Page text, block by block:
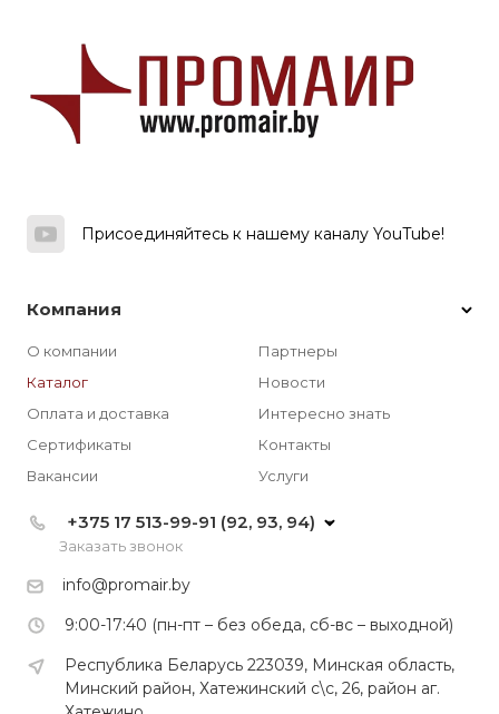
Присоединяйтесь к нашему каналу YouTube!
Компания
О компании
Каталог
Оплата и доставка
Сертификаты
Вакансии
Партнеры
Новости
Интересно знать
Контакты
Услуги
+375 17 513-99-91 (92, 93, 94)
Заказать звонок
info@promair.by
9:00-17:40 (пн-пт – без обеда, сб-вс – выходной)
Республика Беларусь 223039, Минская область,
Минский район, Хатежинский с\с, 26, район аг.